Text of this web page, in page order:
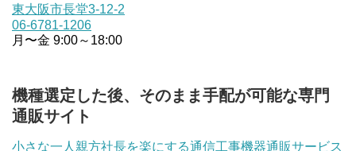
東大阪市長堂3-12-2
06-6781-1206
月〜金 9:00～18:00
機種選定した後、そのまま手配が可能な専門
通販サイト
小さな一人親方社長を楽にする通信工事機器通販サービス